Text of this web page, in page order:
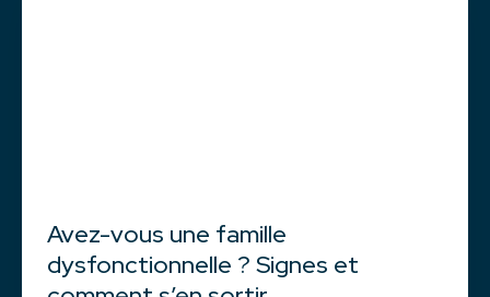
Avez-vous une famille
dysfonctionnelle ? Signes et